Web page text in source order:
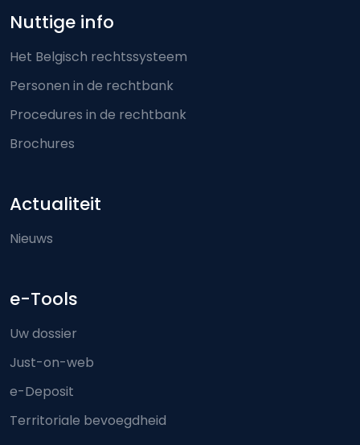
Nuttige info
Het Belgisch rechtssysteem
Personen in de rechtbank
Procedures in de rechtbank
Brochures
Actualiteit
Nieuws
e-Tools
Uw dossier
Just-on-web
e-Deposit
Territoriale bevoegdheid